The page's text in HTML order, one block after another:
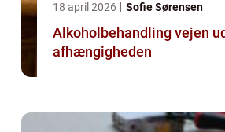
18 april 2026 Sofie Sørensen
Alkoholbehandling vejen ud af
afhængigheden